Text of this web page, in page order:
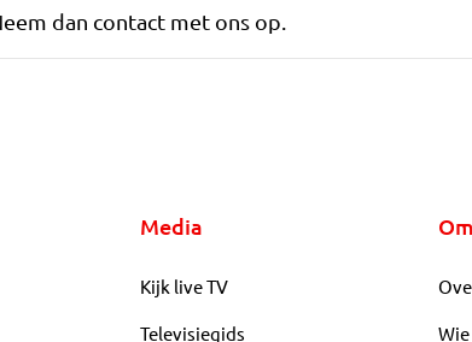
dan contact met ons op.
Media
Kijk live TV
Televisiegids